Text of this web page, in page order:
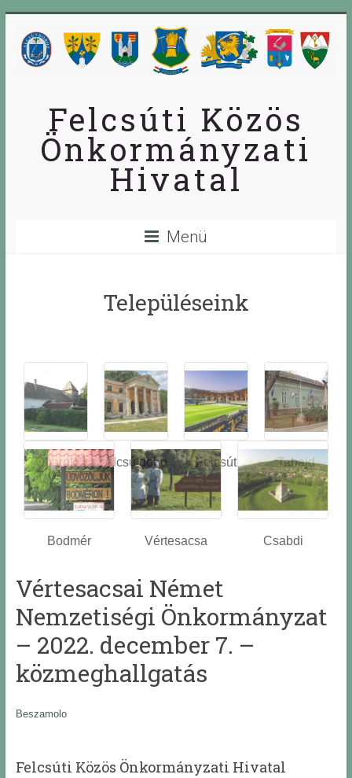
Felcsúti Közös
Önkormányzati
Hivatal
Menü
Településeink
Óbarok
Alcsútdobo
z
Felcsút Tabajd
Bodmér Vértesacsa Csabdi
Vértesacsai Német
Nemzetiségi Önkormányzat
– 2022. december 7. –
közmeghallgatás
Beszamolo
Felcsúti Közös Önkormányzati Hivatal